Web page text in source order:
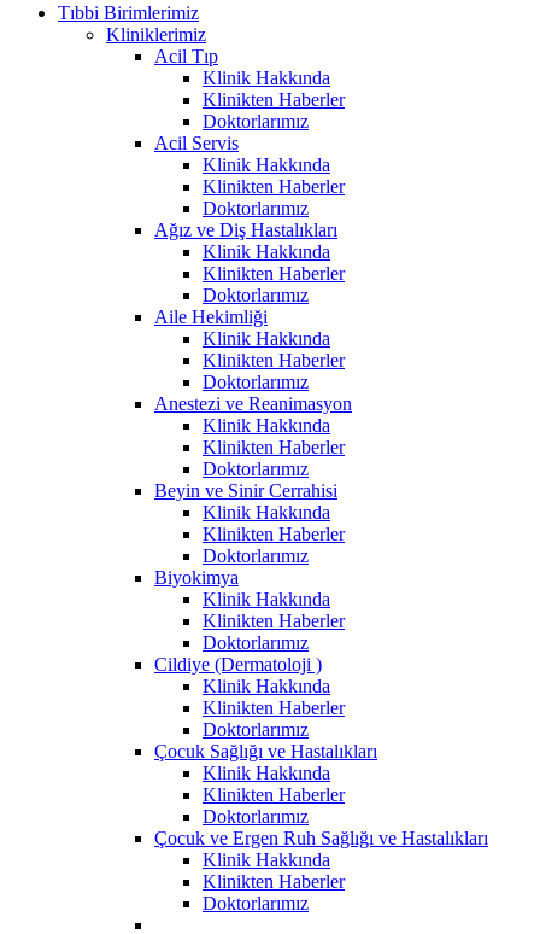
Tıbbi Birimlerimiz
Kliniklerimiz
Acil Tıp
Klinik Hakkında
Klinikten Haberler
Doktorlarımız
Acil Servis
Klinik Hakkında
Klinikten Haberler
Doktorlarımız
Ağız ve Diş Hastalıkları
Klinik Hakkında
Klinikten Haberler
Doktorlarımız
Aile Hekimliği
Klinik Hakkında
Klinikten Haberler
Doktorlarımız
Anestezi ve Reanimasyon
Klinik Hakkında
Klinikten Haberler
Doktorlarımız
Beyin ve Sinir Cerrahisi
Klinik Hakkında
Klinikten Haberler
Doktorlarımız
Biyokimya
Klinik Hakkında
Klinikten Haberler
Doktorlarımız
Cildiye (Dermatoloji )
Klinik Hakkında
Klinikten Haberler
Doktorlarımız
Çocuk Sağlığı ve Hastalıkları
Klinik Hakkında
Klinikten Haberler
Doktorlarımız
Çocuk ve Ergen Ruh Sağlığı ve Hastalıkları
Klinik Hakkında
Klinikten Haberler
Doktorlarımız